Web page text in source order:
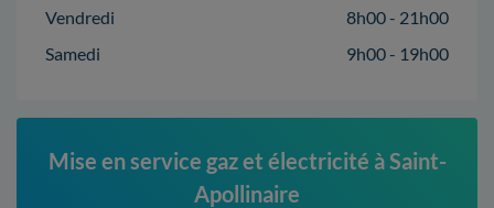
Vendredi
8h00 - 21h00
Samedi
9h00 - 19h00
Mise en service gaz et électricité à Saint-
Apollinaire